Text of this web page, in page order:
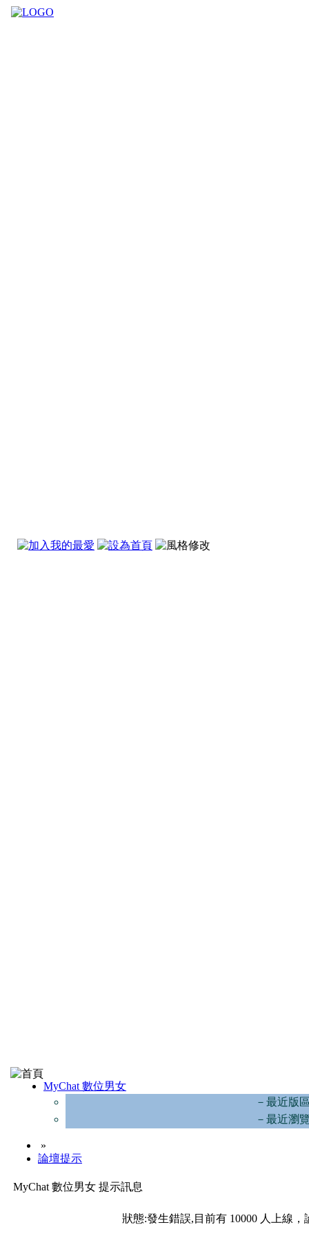
MyChat 數位男女
－最近版
－最近瀏
»
論壇提示
MyChat 數位男女 提示訊息
狀態:發生錯誤,目前有 10000 人上線